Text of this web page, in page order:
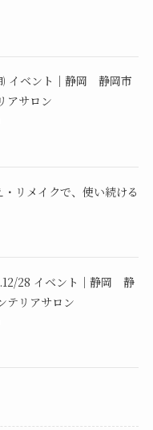
イベント｜静岡 静岡市
アサロン
リメイクで、使い続ける
28 イベント｜静岡 静
テリアサロン